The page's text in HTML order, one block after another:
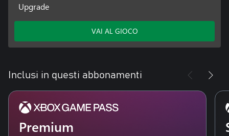
Upgrade
VAI AL GIOCO
Inclusi in questi abbonamenti
Premium